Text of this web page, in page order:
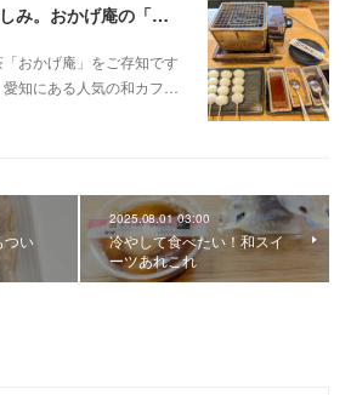
自分で焼いて食べる楽しみ。おかげ庵の「だんご三昧」
おかげ庵」をご存知です
知にある人気の和カフ…
つい
2025.08.01 03:00
冷やして食べたい！和スイ
ーツあれこれ